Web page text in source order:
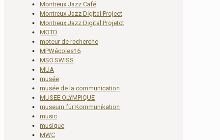
Montreux Jazz Café
Montreux Jazz Digital Project
Montreux Jazz Digital Projetct
MOTD
moteur de recherche
MPWécoles16
MSO.SWISS
MUA
musée
musée de la communication
MUSEE OLYMPIQUE
museum für Kommunikation
music
musique
MWC